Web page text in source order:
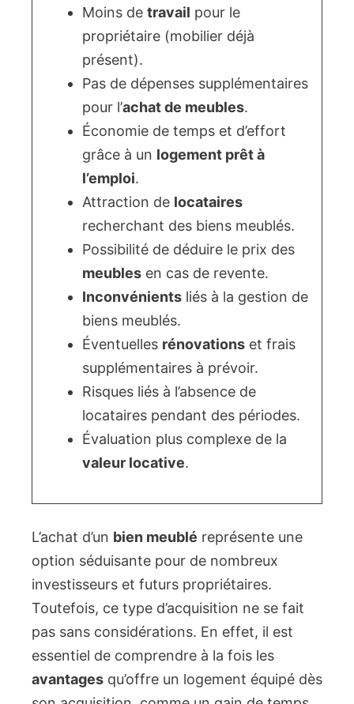
Moins de travail pour le
propriétaire (mobilier déjà
présent).
Pas de dépenses supplémentaires
pour l’achat de meubles.
Économie de temps et d’effort
grâce à un logement prêt à
l’emploi.
Attraction de locataires
recherchant des biens meublés.
Possibilité de déduire le prix des
meubles en cas de revente.
Inconvénients liés à la gestion de
biens meublés.
Éventuelles rénovations et frais
supplémentaires à prévoir.
Risques liés à l’absence de
locataires pendant des périodes.
Évaluation plus complexe de la
valeur locative.
L’achat d’un bien meublé représente une
option séduisante pour de nombreux
investisseurs et futurs propriétaires.
Toutefois, ce type d’acquisition ne se fait
pas sans considérations. En effet, il est
essentiel de comprendre à la fois les
avantages qu’offre un logement équipé dès